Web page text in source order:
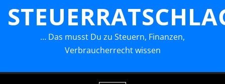
… Das musst Du zu Steuern, Finanzen,
Verbraucherrecht wissen